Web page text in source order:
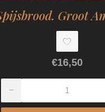
Groot
€16,50